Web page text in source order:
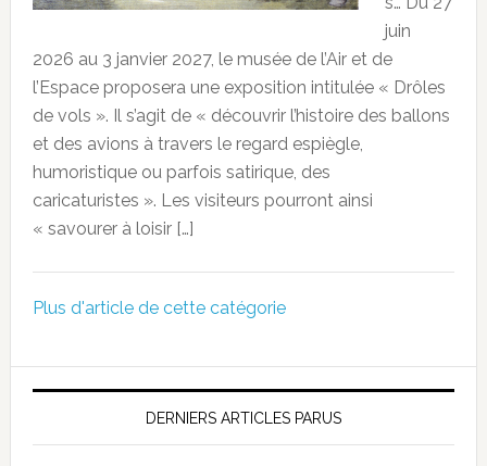
juin
2026 au 3 janvier 2027, le musée de l’Air et de
l’Espace proposera une exposition intitulée « Drôles
de vols ». Il s’agit de « découvrir l’histoire des ballons
et des avions à travers le regard espiègle,
humoristique ou parfois satirique, des
caricaturistes ». Les visiteurs pourront ainsi
« savourer à loisir […]
Plus d'article de cette catégorie
DERNIERS ARTICLES PARUS